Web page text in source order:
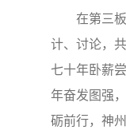
在第三
计、讨论，
七十年卧薪
年奋发图强
砺前行，神